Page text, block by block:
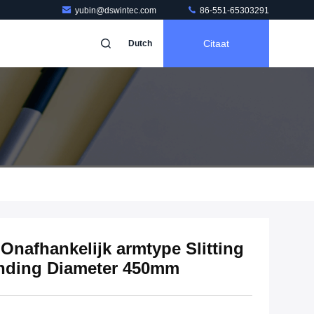
yubin@dswintec.com 86-551-65303291
Dutch Citaat
armtype Slitting
Diameter 450mm